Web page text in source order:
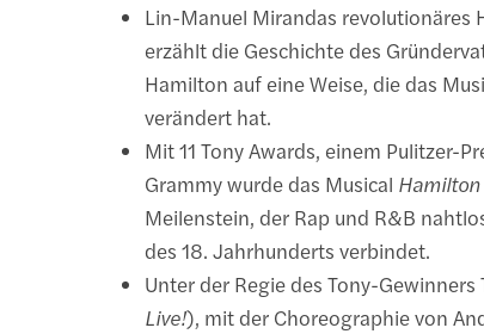
Lin-Manuel Mirandas revolutionäres
erzählt die Geschichte des
Hamilton auf eine Weise, die das
verändert hat.
Mit 11 Tony Awards, einem Pulitzer-
Grammy wurde das Musical Hamilton
Meilenstein, der Rap und R&B
des 18. Jahrhunderts verbindet.
Unter der Regie des Tony-Gewinners
Live!), mit der Choreographie von